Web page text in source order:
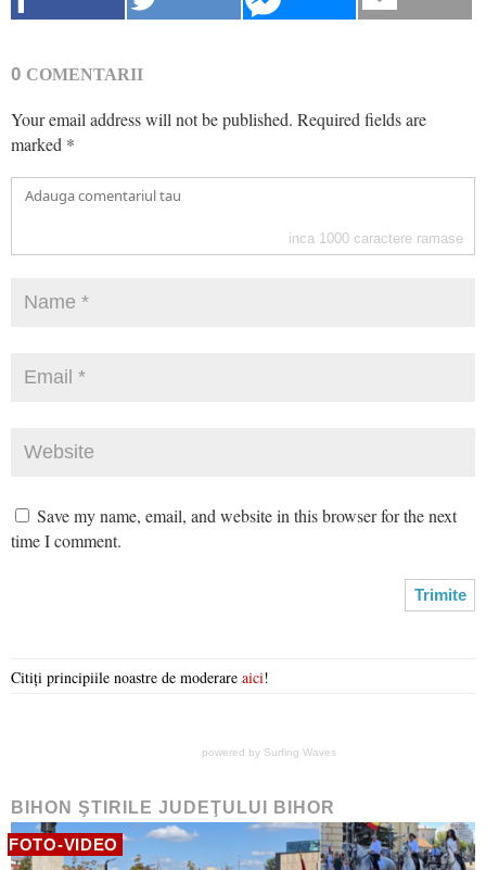
0 COMENTARII
Your email address will not be published. Required fields are
marked *
inca 1000 caractere ramase
Save my name, email, and website in this browser for the next
time I comment.
Citiți principiile noastre de moderare aici!
powered by Surfing Waves
BIHON ŞTIRILE JUDEŢULUI BIHOR
FOTO-VIDEO